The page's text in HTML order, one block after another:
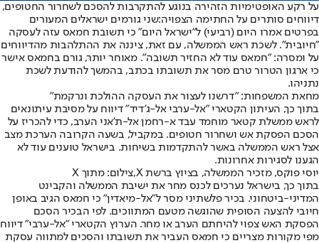
על רקע האופטימיות הזהירה בנוגע להתקרבות להסכם לשחרור החטופים,
דיווחים סותרים על החתימה הצפויה:שני גורמים ישראלים המעורים
בפרטים אמרו היום (רביעי) ל"ישראל היום" כי תשובת חמאס עזה לעסקה
"חיובית". לשכת ראש הממשלה, עם זאת, ציננה את ההתלהבות מהדיווחים
על ומסרה: "חמאס עוד לא החזיר תשובה". מאוחר יותר, גורם בחמאס אישר
כי ארגון הטרור טרם מסר את תשובתו בכתב, בהמשך להודעת לשכת
נתניהו.
מחאת המשפחות: ״דרשנו לעצור את העסקה ההולכת ונרקמת״
בתוך כך, העיתון הקטארי "אל-ערבי אל-ג'דיד" דיווח על מסיבת עיתונאים
לראש ממשלת קטאר מוחמד עבד א-רחמן אל-ת'אני הערב, כדי להכריז על
הסכם הפסקת אש ושחרור חטופים. במקביל, בשעה הקרובה הערכת מצב
אצל ראש הממשלה באשר להתקדמות בשיחות. בישראל טוענים עוד לא
הגענו לסגירות אחרונות.
יוסי פוקס, מזכיר הממשלה, בציוץ ברשת X,צילום: מתוך X
בתוך כך, בישראל נערכים לכנס מחר את ישיבת הממשלה והקבינט
המדיני-ביטחוני. בכיר פלשתיני מסר ל"אל-מיאדין" כי חמאס הגיב באופן
חיובי להצעה הסופית שהוגשה מטעם המתווכים. לפי הבכיר הסכם
הפסקת האש צפוי להיחתם הערב או מחר. הערוץ הקטארי "אל-ערבי" דיווח
מפי מקורות מצריים כי חמאס העביר את תשובתו והסכים למתווה עסקת